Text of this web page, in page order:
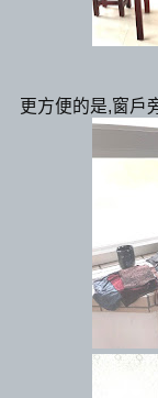
更方便的是,窗戶